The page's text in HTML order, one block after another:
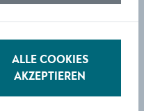
kommenden Jahres
betrifft das
die Neuaufstellung sind
Euro
ALLE COOKIES
AKZEPTIEREN